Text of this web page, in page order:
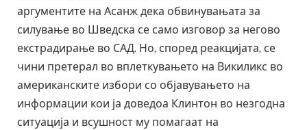
аргументите на Асанж дека обвинувањата за
силување во Шведска се само изговор за негово
екстрадирање во САД. Но, според реакцијата, се
чини претерал во вплеткувањето на Викиликс во
американските избори со објавувањето на
информации кои ја доведоа Клинтон во незгодна
ситуација и всушност му помагаат на